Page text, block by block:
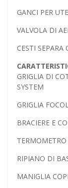
GANCI PER
VALVOLA DI
CESTI SEPARA
GRIGLIA DI
SYSTEM
GRIGLIA
BRACIERE E
RIPIANO DI
MANIGLIA